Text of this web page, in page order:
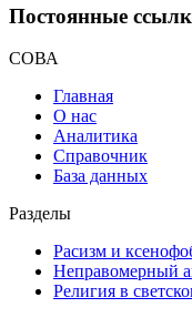
Постоянные
СОВА
Главная
О нас
Аналитика
Справочник
База данных
Разделы
Расизм и
Неправомерный
Религия в